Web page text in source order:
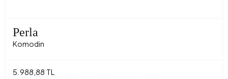
Perla
Komodin
5.988,88 TL